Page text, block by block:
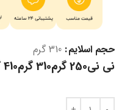
حجم اسلایم 310 گرم
نی نی250 گرم 310 گرم 410 گرم